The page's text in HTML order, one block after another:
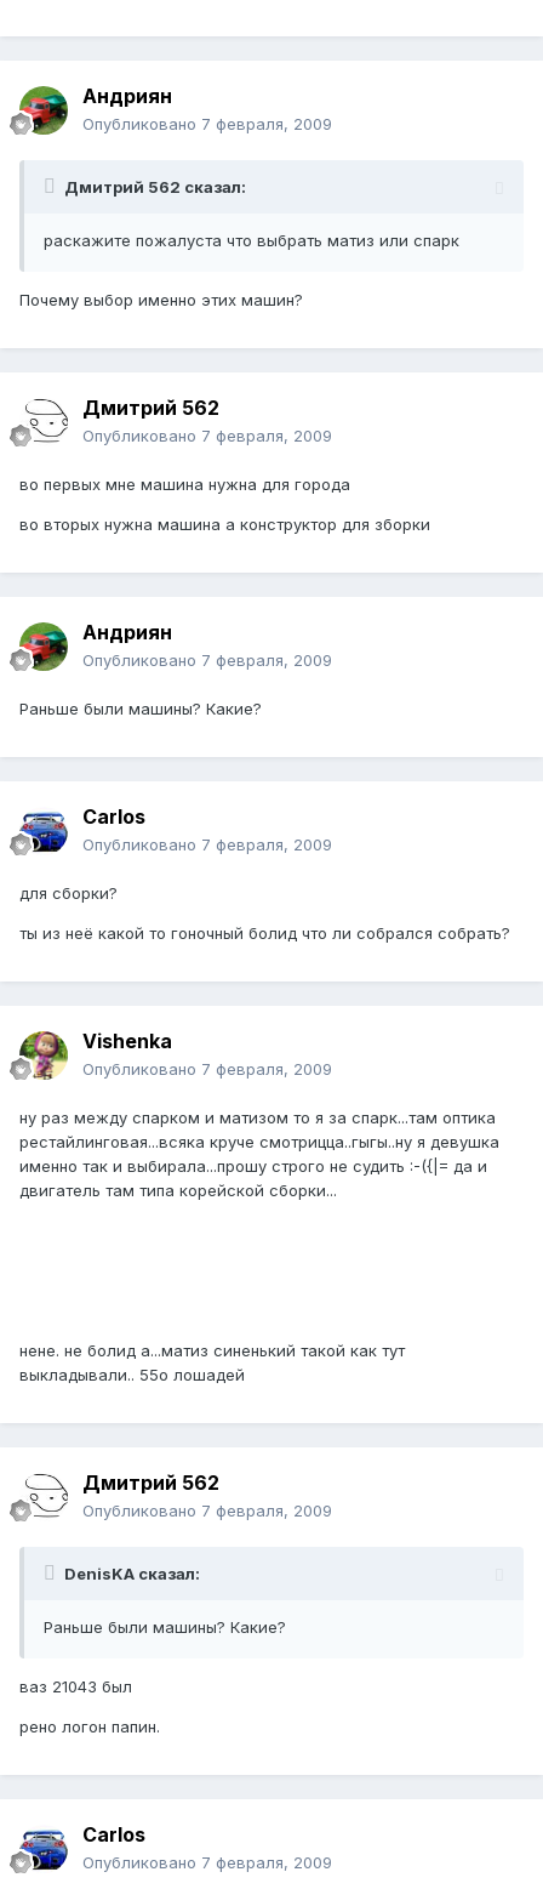
Андриян
Опубликовано 7 февраля, 2009
Дмитрий 562 сказал:
раскажите пожалуста что выбрать матиз или спарк
Почему выбор именно этих машин?
Дмитрий 562
Опубликовано 7 февраля, 2009
во первых мне машина нужна для города
во вторых нужна машина а конструктор для зборки
Андриян
Опубликовано 7 февраля, 2009
Раньше были машины? Какие?
Carlos
Опубликовано 7 февраля, 2009
для сборки?
ты из неё какой то гоночный болид что ли собрался собрать?
Vishenka
Опубликовано 7 февраля, 2009
ну раз между спарком и матизом то я за спарк...там оптика
рестайлинговая...всяка круче смотрицца..гыгы..ну я девушка
именно так и выбирала...прошу строго не судить :-({|= да и
двигатель там типа корейской сборки...
нене. не болид а...матиз синенький такой как тут
выкладывали.. 55о лошадей
Дмитрий 562
Опубликовано 7 февраля, 2009
DenisKA сказал:
Раньше были машины? Какие?
ваз 21043 был
рено логон папин.
Carlos
Опубликовано 7 февраля, 2009